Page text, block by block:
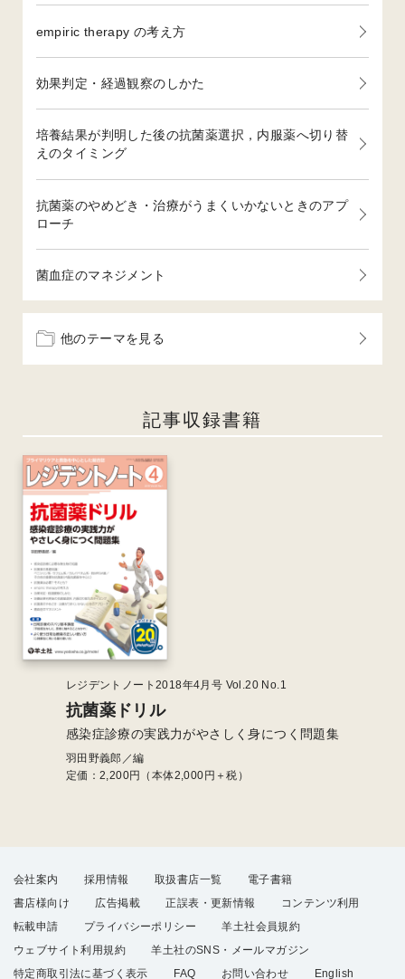
empiric therapy の考え方
効果判定・経過観察のしかた
培養結果が判明した後の抗菌薬選択，内服薬へ切り替
えのタイミング
抗菌薬のやめどき・治療がうまくいかないときのアプ
ローチ
菌血症のマネジメント
他のテーマを見る
記事収録書籍
レジデントノート2018年4月号 Vol.20 No.1
抗菌薬ドリル
感染症診療の実践力がやさしく身につく問題集
羽田野義郎／編
定価： 2,200円（本体2,000円＋税）
会社案内 採用情報 取扱書店一覧
電子書籍
書店様向け
広告掲載 正誤表・更新情報
コンテンツ利用
転載申請
プライバシーポリシー
羊土社会員規約
ウェブサイト利用規約
羊土社のSNS・メールマガジン
特定商取引法に基づく表示
FAQ お問い合わせ English